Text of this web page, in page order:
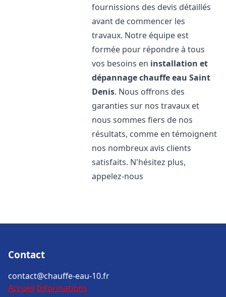
fournissions des devis détaillés
avant de commencer les
travaux. Notre équipe est
formée pour répondre à tous
vos besoins en installation et
dépannage chauffe eau Saint
Denis. Nous offrons des
garanties sur nos travaux et
nous sommes fiers de nos
résultats, comme en témoignent
nos nombreux avis clients
satisfaits. N'hésitez plus,
appelez-nous
Contact
contact@chauffe-eau-10.fr
Accueil Informations